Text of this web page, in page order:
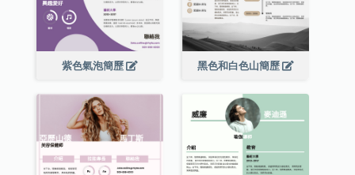
紫色氣泡簡歷 黑色和白色山簡歷